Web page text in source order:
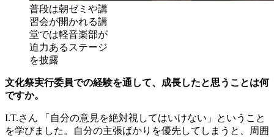
普段は朝ゼミや講
習会が開かれる講
堂では軽音楽部が
迫力あるステージ
を披露
文化祭実行委員での経験を通して、成長したと思うことは何
ですか。
I.T.さん 「自分の意見を絶対視してはいけない」ということ
を学びました。自分の主張ばかりを優先してしまうと、周囲